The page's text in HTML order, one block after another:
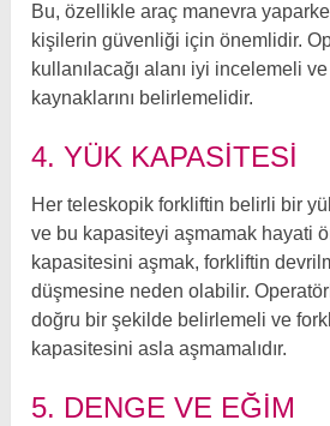
Bu, özellikle araç manevra
kişilerin güvenliği için önemlidir.
kullanılacağı alanı iyi incelemeli
kaynaklarını belirlemelidir.
4. YÜK KAPASITESI
Her teleskopik forkliftin belirli bir
ve bu kapasiteyi aşmamak hayati
kapasitesini aşmak, forkliftin
düşmesine neden olabilir.
doğru bir şekilde belirlemeli ve
kapasitesini asla aşmamalıdır.
5. DENGE VE EĞIM